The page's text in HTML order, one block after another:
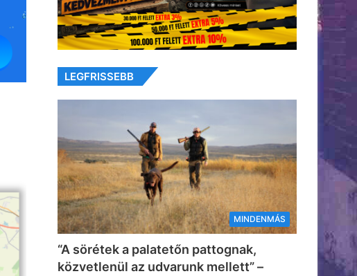
LEGFRISSEBB
MINDENMÁS
“A sörétek a palatetőn pattognak,
közvetlenül az udvarunk mellett” –